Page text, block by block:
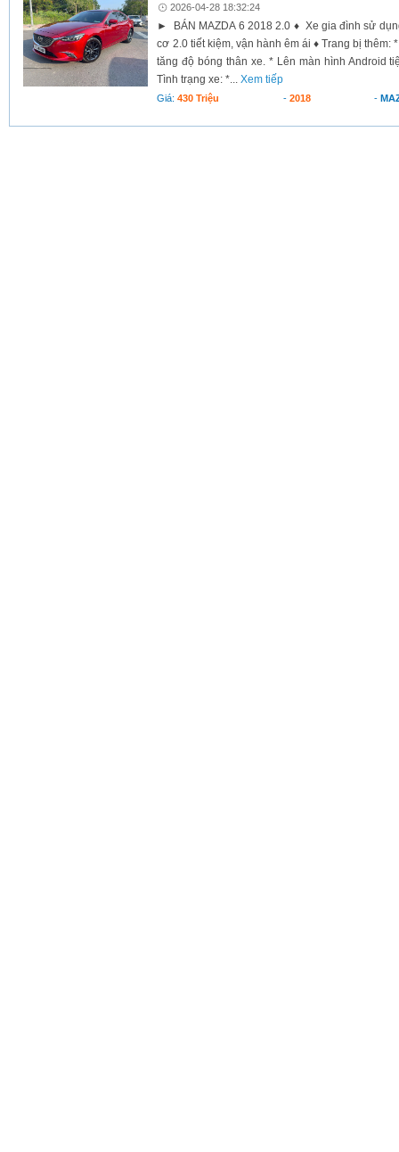
2026-04-28 18:32:24
► BÁN MAZDA 6 2018 2.0 ♦ Xe gia đình sử
cơ 2.0 tiết kiệm, vận hành êm ái ♦ Trang bị thêm:
tăng độ bóng thân xe. * Lên màn hình Android
Tình trạng xe: *...Xem tiếp
Giá:430 Triệu - 2018 -